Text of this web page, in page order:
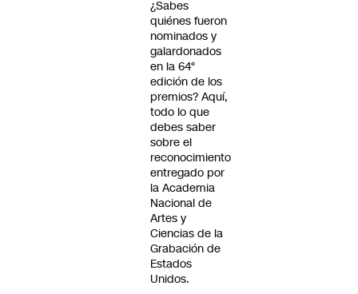
¿Sabes
quiénes fueron
nominados y
galardonados
en la 64°
edición de los
premios? Aquí,
todo lo que
debes saber
sobre el
reconocimiento
entregado por
la Academia
Nacional de
Artes y
Ciencias de la
Grabación de
Estados
Unidos.